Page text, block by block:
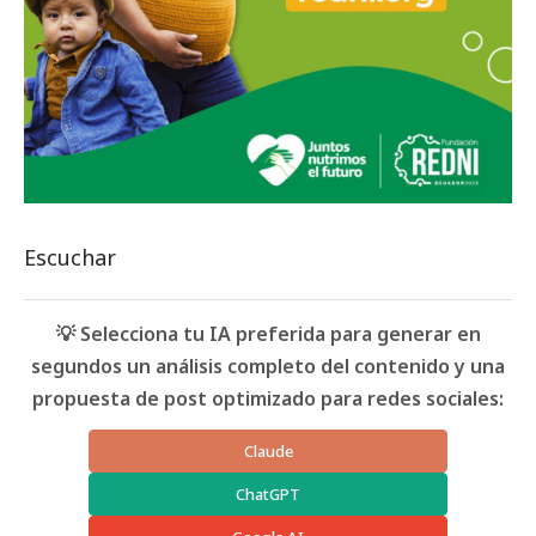
Escuchar
💡 Selecciona tu IA preferida para generar en
segundos un análisis completo del contenido y una
propuesta de post optimizado para redes sociales:
Claude
ChatGPT